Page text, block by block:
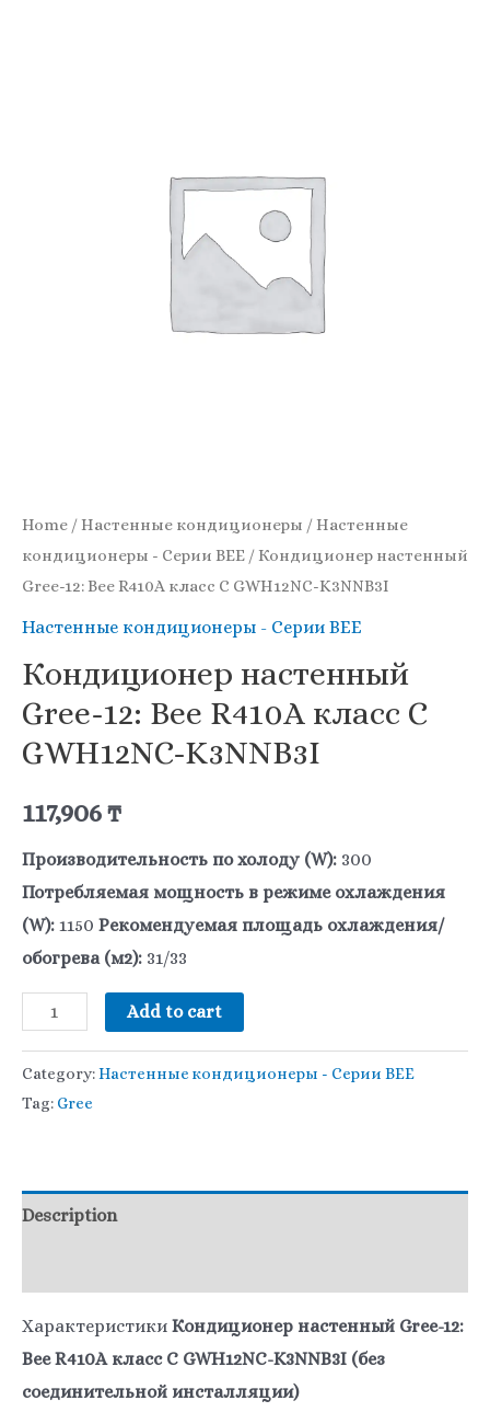
Home /Настенные кондиционеры /Настенные
кондиционеры - Серии BEE / Кондиционер настенный
Gree-12: Bee R410A класс С GWH12NC-K3NNB3I
Настенные кондиционеры - Серии BEE
Кондиционер настенный
Gree-12: Bee R410A класс С
GWH12NC-K3NNB3I
117,906₸
Производительность по холоду (W): 300
Потребляемая мощность в режиме охлаждения
(W): 1150 Рекомендуемая площадь охлаждения/
обогрева (м2): 31/33
Add to cart
Category:Настенные кондиционеры - Серии BEE
Tag: Gree
Description
Характеристики Кондиционер настенный Gree-12:
Bee R410A класс С GWH12NC-K3NNB3I (без
соединительной инсталляции)